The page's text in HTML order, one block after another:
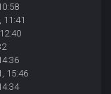
11:41
15:46